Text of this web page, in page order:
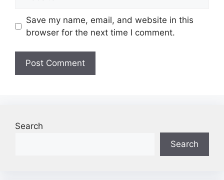
Save my name, email, and website in this
browser for the next time I comment.
Search
Search